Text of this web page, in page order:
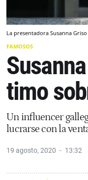
La presentadora Susanna
FAMOSOS
timo
Un influencer
lucrarse con la
19 agosto, 2020 13:32